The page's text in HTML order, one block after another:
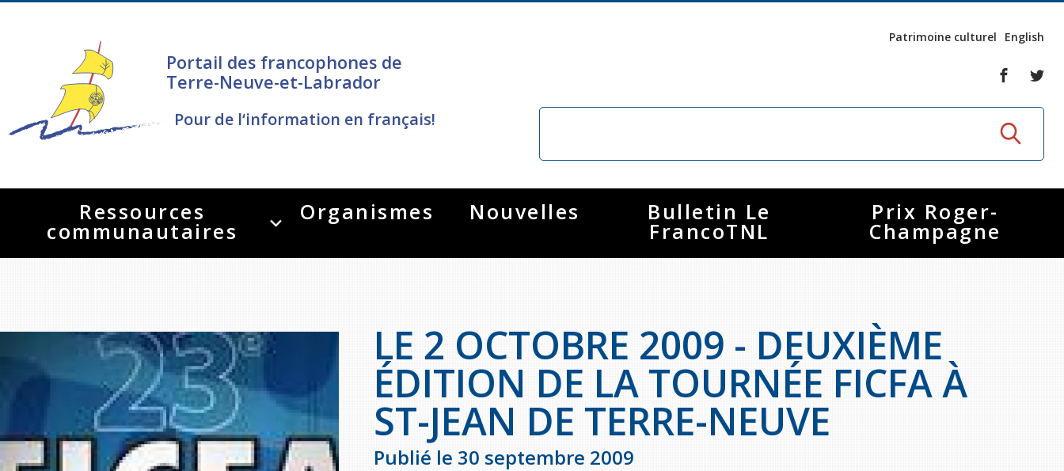
Portail des francophones de
Terre-Neuve-et-Labrador
Pour de l‘information en français!
Patrimoine culturel English
Ressources
communautaires
Organismes Nouvelles Bulletin Le
FrancoTNL
Prix Roger-
Champagne
LE 2 OCTOBRE 2009 - DEUXIÈME
ÉDITION DE LA TOURNÉE FICFA À
ST-JEAN DE TERRE-NEUVE
Publié le 30 septembre 2009